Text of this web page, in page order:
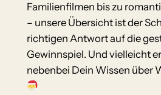
Familienfilmen bis zu
– unsere Übersicht ist der
richtigen Antwort auf die
Gewinnspiel. Und vielleicht
nebenbei Dein Wissen über